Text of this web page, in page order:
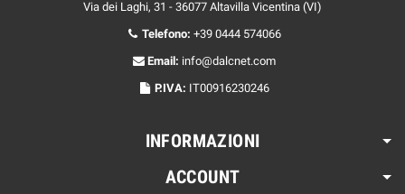
Via dei Laghi, 31 - 36077 Altavilla Vicentina (VI)
Telefono: +39 0444 574066
Email: info@dalcnet.com
P.IVA: IT00916230246
INFORMAZIONI
ACCOUNT